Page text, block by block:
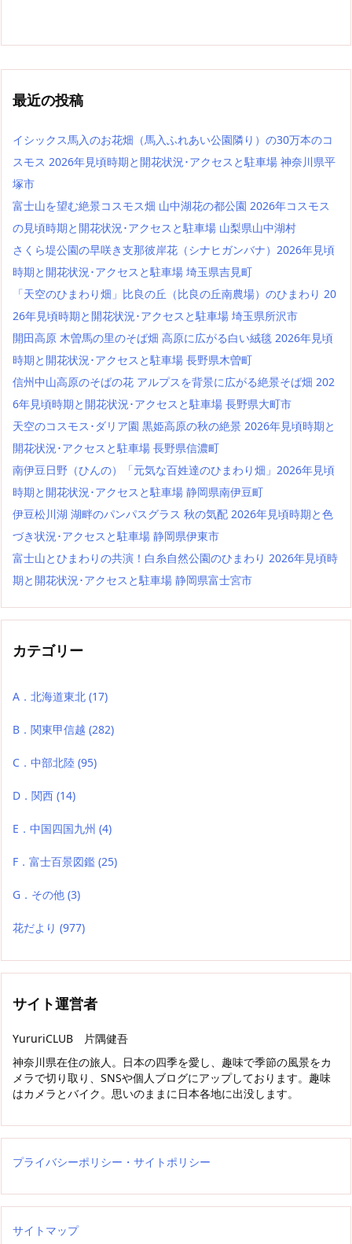
最近の投稿
イシックス馬入のお花畑（馬入ふれあい公園隣り）の30万本のコ
スモス 2026年見頃時期と開花状況･アクセスと駐車場 神奈川県平
塚市
富士山を望む絶景コスモス畑 山中湖花の都公園 2026年コスモス
の見頃時期と開花状況･アクセスと駐車場 山梨県山中湖村
さくら堤公園の早咲き支那彼岸花（シナヒガンバナ）2026年見頃
時期と開花状況･アクセスと駐車場 埼玉県吉見町
「天空のひまわり畑」比良の丘（比良の丘南農場）のひまわり 20
26年見頃時期と開花状況･アクセスと駐車場 埼玉県所沢市
開田高原 木曽馬の里のそば畑 高原に広がる白い絨毯 2026年見頃
時期と開花状況･アクセスと駐車場 長野県木曽町
信州中山高原のそばの花 アルプスを背景に広がる絶景そば畑 202
6年見頃時期と開花状況･アクセスと駐車場 長野県大町市
天空のコスモス･ダリア園 黒姫高原の秋の絶景 2026年見頃時期と
開花状況･アクセスと駐車場 長野県信濃町
南伊豆日野（ひんの）「元気な百姓達のひまわり畑」2026年見頃
時期と開花状況･アクセスと駐車場 静岡県南伊豆町
伊豆松川湖 湖畔のパンパスグラス 秋の気配 2026年見頃時期と色
づき状況･アクセスと駐車場 静岡県伊東市
富士山とひまわりの共演！白糸自然公園のひまわり 2026年見頃時
期と開花状況･アクセスと駐車場 静岡県富士宮市
カテゴリー
A．北海道東北 (17)
B．関東甲信越 (282)
C．中部北陸 (95)
D．関西 (14)
E．中国四国九州 (4)
F．富士百景図鑑 (25)
G．その他 (3)
花だより (977)
サイト運営者
YururiCLUB 片隅健吾
神奈川県在住の旅人。日本の四季を愛し、趣味で季節の風景をカ
メラで切り取り、SNSや個人ブログにアップしております。趣味
はカメラとバイク。思いのままに日本各地に出没します。
プライバシーポリシー・サイトポリシー
サイトマップ